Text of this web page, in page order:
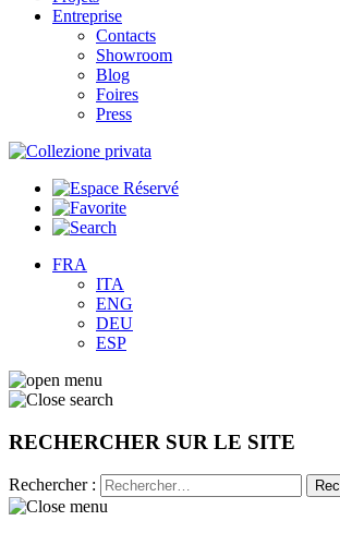
Entreprise
Contacts
Showroom
Blog
Foires
Press
FRA
ITA
ENG
DEU
ESP
RECHERCHER SUR LE SITE
Rechercher :